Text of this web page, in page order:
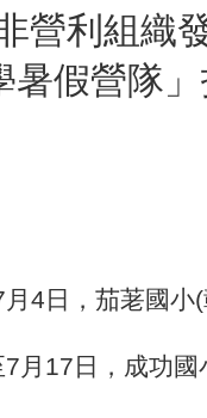
營利組織
暑假營隊
4日，茄荖國小
月17日，成功國